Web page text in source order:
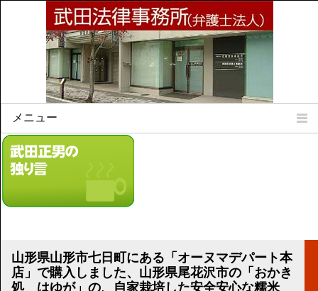
メニュー
Home
所属弁護士
法律相談案内
リンク集
山形県山形市七日町にある「オーヌマデパート本
店」で購入しました、山形県尾花沢市の「おかき
処 はゆが」の、自家栽培した安全安心な糯米